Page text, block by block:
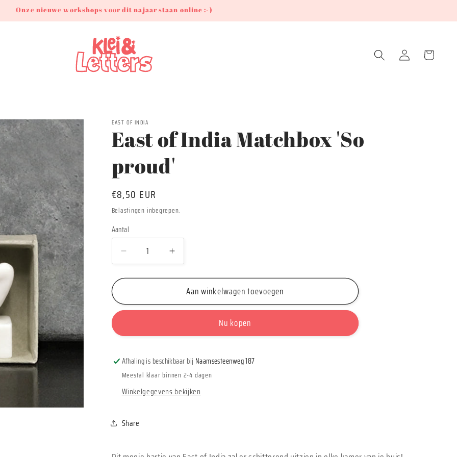
Onze nieuwe workshops voor dit najaar staan online :-)
InloggenWinkelwagen
EAST OF INDIA
East of India Matchbox 'So
proud'
Normale
prijs
€8,50 EUR
Belastingen inbegrepen.
Aantal
Aantal
Aantal
verlagen
voor
of
&#39;So
Aantal
verhogen
voor
East
of
&#39;So
Aan winkelwagen toevoegen
Nu kopen
Afhaling is beschikbaar bij Naamsesteenweg 187
Meestal klaar binnen 2-4 dagen
Winkelgegevens bekijken
Share